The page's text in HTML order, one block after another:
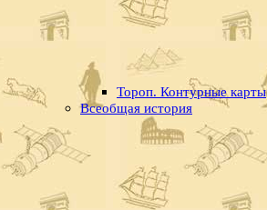
Тороп. Контурные карты
Всеобщая история